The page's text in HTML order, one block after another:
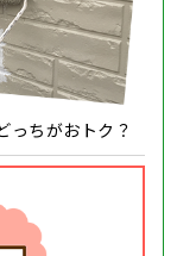
っちがおトク？